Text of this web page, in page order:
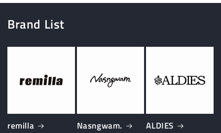
Brand List
remilla Nasngwam. ALDIES